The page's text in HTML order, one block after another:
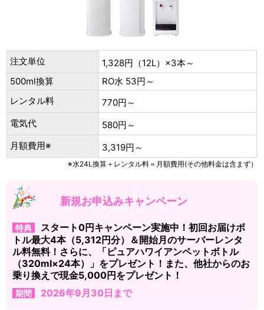
注文単位
1,328円（12L）×3本～
500ml換算
RO水 53円～
レンタル料
770円～
電気代
580円～
月額費用※
3,319円～
※水24L換算＋レンタル料＝月額費用(その他料金は含まず）
新規お申込みキャンペーン
特典
スタート0円キャンペーン実施中！初回お届けボ
トル最大4本（5,312円分）＆開始月のサーバーレンタ
ル料無料！さらに、「ピュアハワイアンペットボトル
（320ml×24本）」をプレゼント！また、他社からのお
乗り換えで現金5,000円をプレゼント！
期間 2026年9月30日まで